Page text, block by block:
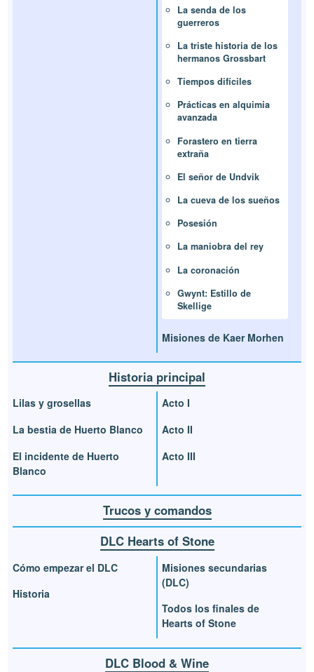
La senda de los
guerreros
La triste historia de los
hermanos Grossbart
Tiempos difíciles
Prácticas en alquimia
avanzada
Forastero en tierra
extraña
El señor de Undvik
La cueva de los sueños
Posesión
La maniobra del rey
La coronación
Gwynt: Estillo de
Skellige
Misiones de Kaer Morhen
Historia principal
Lilas y grosellas
La bestia de Huerto Blanco
El incidente de Huerto
Blanco
Acto I
Acto II
Acto III
Trucos y comandos
DLC Hearts of Stone
Cómo empezar el DLC
Historia
Misiones secundarias
(DLC)
Todos los finales de
Hearts of Stone
DLC Blood & Wine